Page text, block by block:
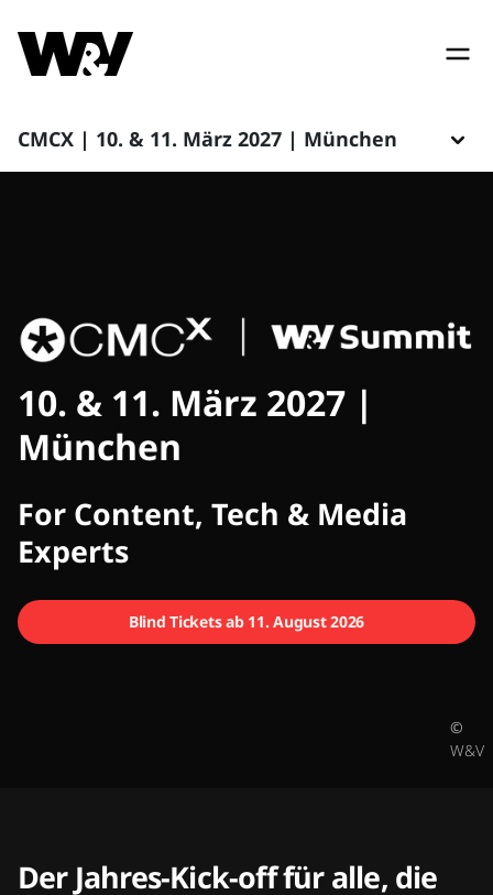
CMCX | 10. & 11. März 2027 | München
CMCX
10. & 11. März 2027 |
München
For Content, Tech & Media
Experts
Blind Tickets ab 11. August 2026
©
W&V
Der Jahres-Kick-off für alle, die